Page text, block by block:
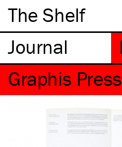
The Shelf
Graphis Press